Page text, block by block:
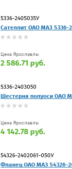
5336-2405035У
Сателлит ОАО МАЗ 5336-
Цена Ярославль:
2 586.71 руб.
5336-2403050
Шестерня полуоси ОАО
Цена Ярославль:
4 142.78 руб.
54326-2402061-050У
Фланец ОАО МАЗ 54326-